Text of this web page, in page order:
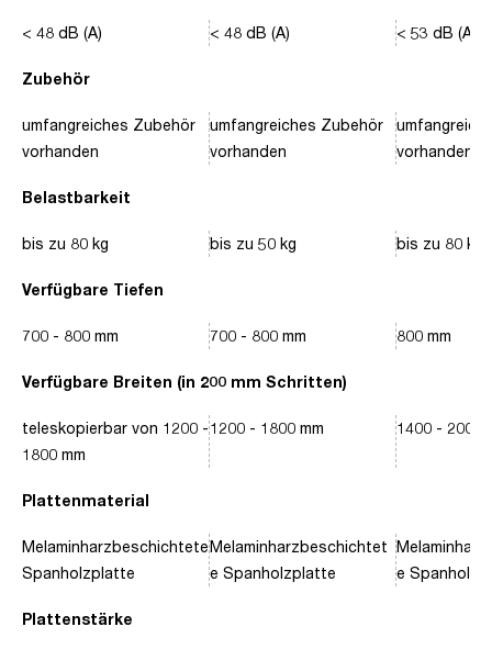
Zubehör
Belastbarkeit
Verfügbare Tiefen
Verfügbare Breiten (in 200 mm Schritten)
Plattenmaterial
Plattenstärke
< 48 dB (A)
umfangreiches Zubehör
vorhanden
bis zu 80 kg
700 - 800 mm
teleskopierbar von 1200 -
1800 mm
Melaminharzbeschichtete
Spanholzplatte
< 48 dB (A)
umfangreiches Zubehör
vorhanden
bis zu 50 kg
700 - 800 mm
1200 - 1800 mm
Melaminharzbeschichtet
e Spanholzplatte
< 53 dB (A)
vorhanden
bis zu 80 kg
800 mm
1400 - 2000
e